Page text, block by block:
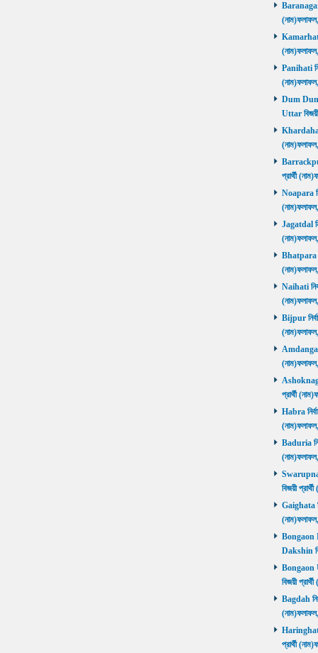
Baranagar
Kamarhati
Panihati
Dum Dum
Uttar
Khardaha
Barrackpur
প্রার্থী
Noapara
Jagatdal
Bhatpara
Naihati
Bijpur
Amdanga
প্রার্থী
Habra
Baduria
বিজয়ী
Gaighata
Bongaon
Dakshin
Bongaon
বিজয়ী
Bagdah
Haringhata
প্রার্থী